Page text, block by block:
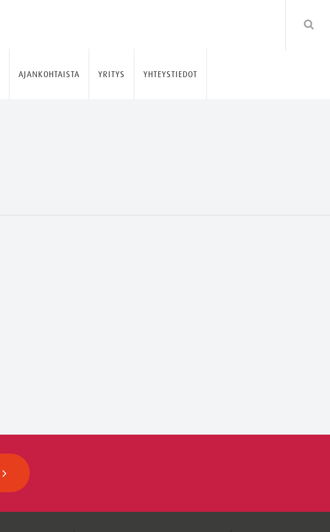
AJANKOHTAISTA YRITYS YHTEYSTIEDOT